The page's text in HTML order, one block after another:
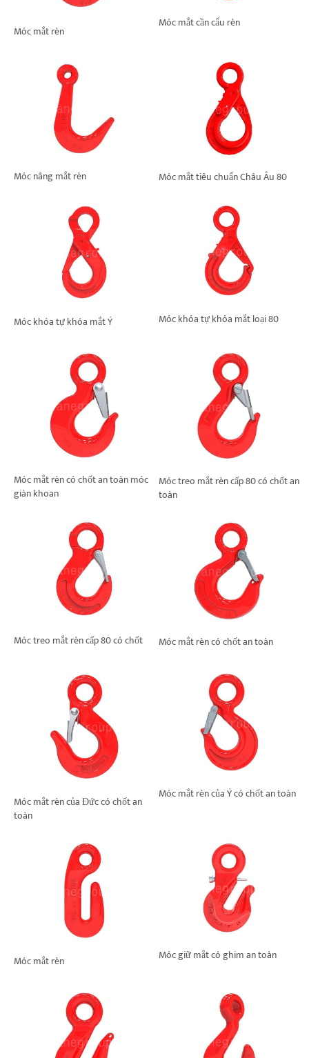
Móc mắt rèn
Móc mắt cần cẩu rèn
Móc nâng mắt rèn Móc mắt tiêu chuẩn Châu Âu 80
Móc khóa tự khóa mắt Ý Móc khóa tự khóa mắt loại 80
Móc mắt rèn có chốt an toàn móc
giàn khoan
Móc treo mắt rèn cấp 80 có chốt an
toàn
Móc treo mắt rèn cấp 80 có chốt Móc mắt rèn có chốt an toàn
Móc mắt rèn của Đức có chốt an
toàn
Móc mắt rèn của Ý có chốt an toàn
Móc mắt rèn Móc giữ mắt có ghim an toàn